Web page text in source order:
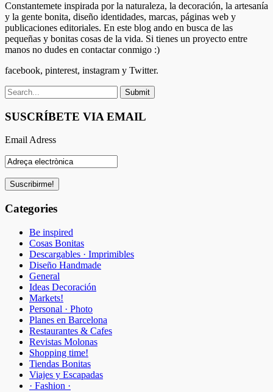
Constantemete inspirada por la naturaleza, la decoración, la artesanía
y la gente bonita, diseño identidades, marcas, páginas web y
publicaciones editoriales. En este blog ando en busca de las
pequeñas y bonitas cosas de la vida. Si tienes un proyecto entre
manos no dudes en contactar conmigo :)
facebook, pinterest, instagram y Twitter.
SUSCRÍBETE VIA EMAIL
Email Adress
Categories
Be inspired
Cosas Bonitas
Descargables · Imprimibles
Diseño Handmade
General
Ideas Decoración
Markets!
Personal · Photo
Planes en Barcelona
Restaurantes & Cafes
Revistas Molonas
Shopping time!
Tiendas Bonitas
Viajes y Escapadas
· Fashion ·